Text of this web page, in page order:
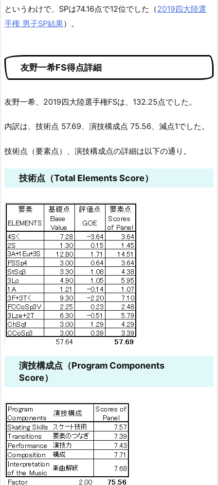
というわけで、SPは74.16点で12位でした（2019四大陸選
手権 男子SP結果）。
友野一希FS得点詳細
友野一希、2019四大陸選手権FSは、132.25点でした。
内訳は、技術点 57.69、演技構成点 75.56、減点1でした。
技術点（要素点）、演技構成点の詳細は以下の通り。
技術点（Total Elements Score）
演技構成点（Program Components
Score）